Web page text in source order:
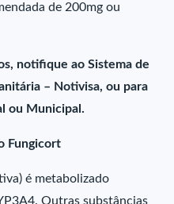
de 200mg ou
notifique ao Sistema de
– Notivisa, ou para
ou Municipal.
Fungicort
é metabolizado
Outras substâncias